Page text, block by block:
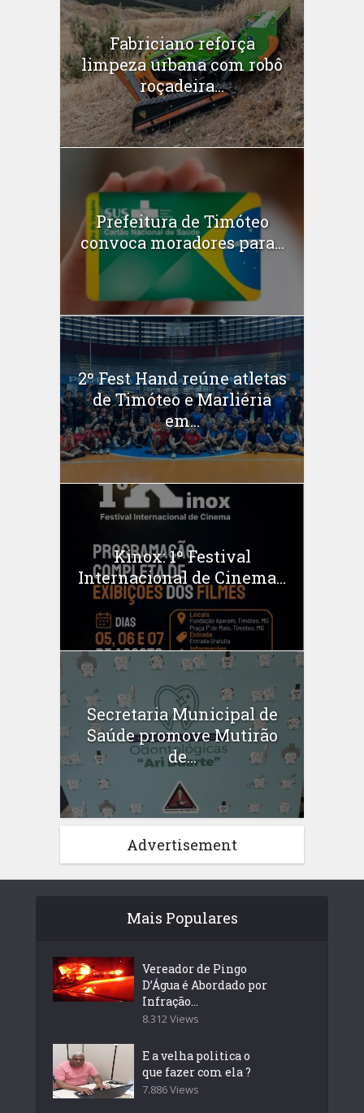
Fabriciano reforça
limpeza urbana com robô
roçadeira...
Prefeitura de Timóteo
convoca moradores para...
2º Fest Hand reúne atletas
de Timóteo e Marliéria
em...
Kinox: 1º Festival
Internacional de Cinema...
Secretaria Municipal de
Saúde promove Mutirão
de...
Advertisement
Mais Populares
Vereador de Pingo
D’Água é Abordado por
Infração...
8.312 Views
E a velha politica o
que fazer com ela ?
7.886 Views